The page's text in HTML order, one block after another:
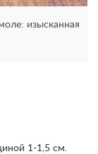
изысканная
1-1,5 см.